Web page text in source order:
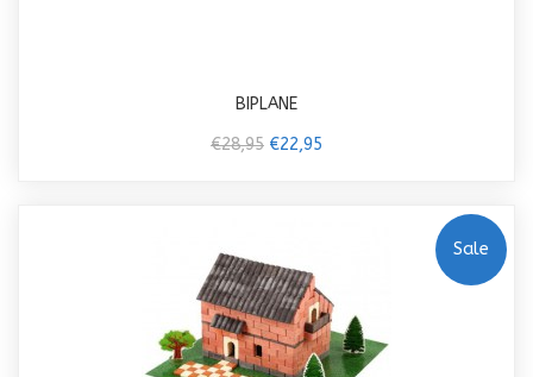
BIPLANE
€28,95 €22,95
Sale